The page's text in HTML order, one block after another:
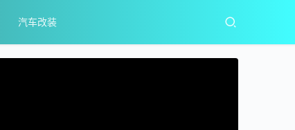
汽车改装